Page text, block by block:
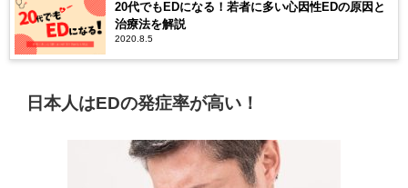
20代でもEDになる！若者に多い心因性EDの原因と
治療法を解説
2020.8.5
日本人はEDの発症率が高い！